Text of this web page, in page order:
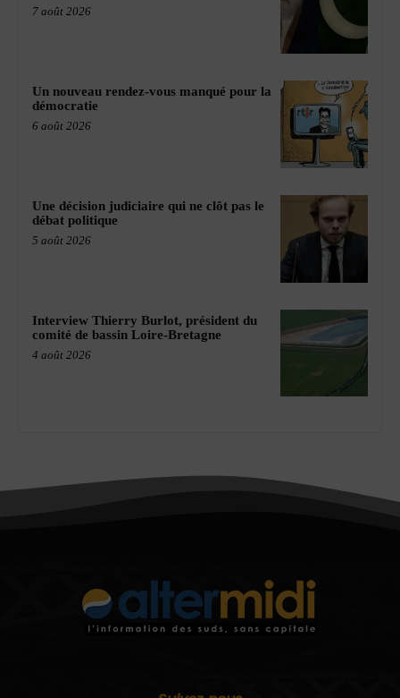
7 août 2026
Un nouveau rendez-vous manqué pour la
démocratie
6 août 2026
Une décision judiciaire qui ne clôt pas le
débat politique
5 août 2026
Interview Thierry Burlot, président du
comité de bassin Loire-Bretagne
4 août 2026